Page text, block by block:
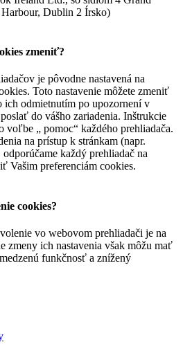
Dublin 2 Írsko)
zmeniť?
je pôvodne nastavená na
Toto nastavenie môžete zmeniť
ich odmietnutím po upozornení v
do vášho zariadenia. Inštrukcie
voľbe „ pomoc“ každého prehliadača.
na prístup k stránkam (napr.
každý prehliadač na
Vašim preferenciám cookies.
cookies?
vo webovom prehliadači je na
zmeny ich nastavenia však môžu mať
funkčnosť a znížený